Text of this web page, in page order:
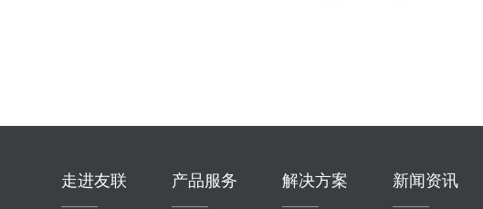
走进友联 产品服务 解决方案 新闻资讯